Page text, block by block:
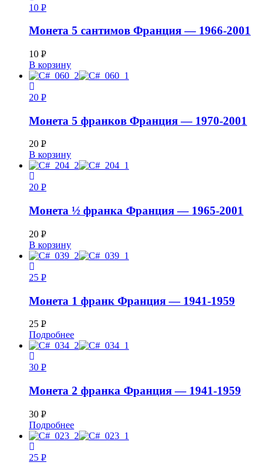
10 Р
Монета 5 сантимов Франция — 1966-2001
10 Р
УБ.
В корзину
20 Р
Монета 5 франков Франция — 1970-2001
20 Р
УБ.
В корзину
20 Р
Монета ½ франка Франция — 1965-2001
20 Р
УБ.
В корзину
25 Р
Монета 1 франк Франция — 1941-1959
25 Р
УБ.
Подробнее
30 Р
Монета 2 франка Франция — 1941-1959
30 Р
УБ.
Подробнее
25 Р